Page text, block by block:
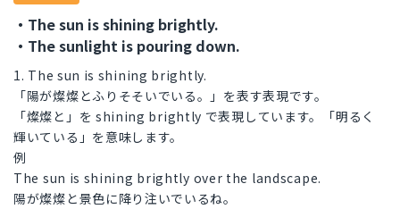
・The sun is shining brightly.
・The sunlight is pouring down.
1. The sun is shining brightly.
「陽が燦燦とふりそそいでいる。」を表す表現です。
「燦燦と」を shining brightly で表現しています。「明るく
輝いている」を意味します。
例
The sun is shining brightly over the landscape.
陽が燦燦と景色に降り注いでいるね。